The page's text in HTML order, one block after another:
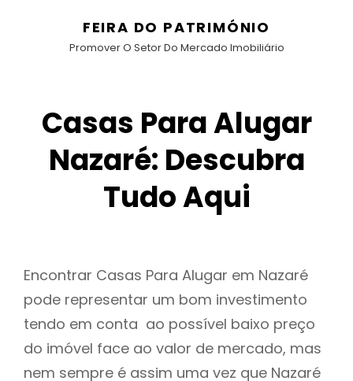
FEIRA DO PATRIMÓNIO
Promover O Setor Do Mercado Imobiliário
Casas Para Alugar
Nazaré: Descubra
Tudo Aqui
Encontrar Casas Para Alugar em Nazaré
pode representar um bom investimento
tendo em conta ao possível baixo preço
do imóvel face ao valor de mercado, mas
nem sempre é assim uma vez que Nazaré